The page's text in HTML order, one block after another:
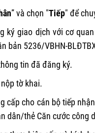
” và chọn "Tiếp" để
ký giao dịch với cơ
bản 5236/VBHN-
tin đã đăng ký.
tờ khai.
cấp cho cán bộ tiếp
dân/thẻ Căn cước công